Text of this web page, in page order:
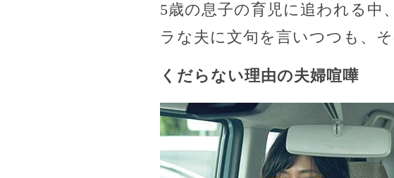
5歳の息子の育児に追われる中
ラな夫に文句を言いつつも、
くだらない理由の夫婦喧嘩